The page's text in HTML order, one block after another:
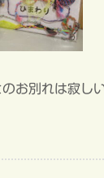
お別れは寂し